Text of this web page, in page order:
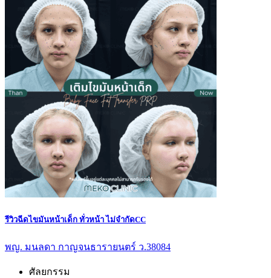
รีวิวฉีดไขมันหน้าเด็ก ทั่วหน้า ไม่จำกัดCC
พญ. มนลดา กาญจนธารายนตร์ ว.38084
ศัลยกรรม